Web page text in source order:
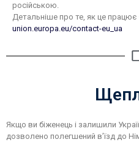
російською.
Детальніше про те, як це працює
union.europa.eu/contact-eu_ua
Якщо ви біженець і залишили
дозволено полегшений в’їзд до